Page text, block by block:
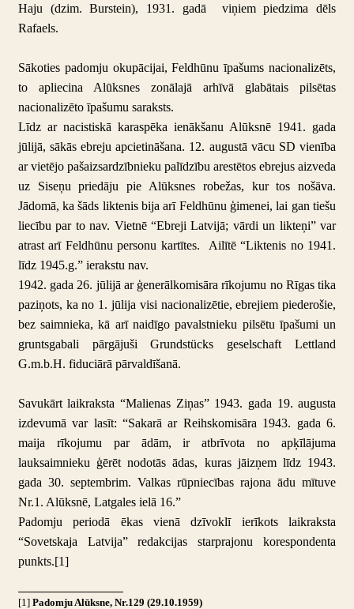
Haju (dzim. Burstein), 1931. gadā viņiem piedzima dēls
Rafaels.
Sākoties padomju okupācijai, Feldhūnu īpašums nacionalizēts,
to apliecina Alūksnes zonālajā arhīvā glabātais pilsētas
nacionalizēto īpašumu saraksts.
Līdz ar nacistiskā karaspēka ienākšanu Alūksnē 1941. gada
jūlijā, sākās ebreju apcietināšana. 12. augustā vācu SD vienība
ar vietējo pašaizsardzībnieku palīdzību arestētos ebrejus aizveda
uz Siseņu priedāju pie Alūksnes robežas, kur tos nošāva.
Jādomā, ka šāds liktenis bija arī Feldhūnu ģimenei, lai gan tiešu
liecību par to nav. Vietnē “Ebreji Latvijā; vārdi un likteņi” var
atrast arī Feldhūnu personu kartītes. Ailītē “Liktenis no 1941.
līdz 1945.g.” ierakstu nav.
1942. gada 26. jūlijā ar ģenerālkomisāra rīkojumu no Rīgas tika
paziņots, ka no 1. jūlija visi nacionalizētie, ebrejiem piederošie,
bez saimnieka, kā arī naidīgo pavalstnieku pilsētu īpašumi un
gruntsgabali pārgājuši
Grundstücks geselschaft Lettland
G.m.b.H. fiduciārā pārvaldīšanā.
Savukārt laikraksta “Malienas Ziņas” 1943. gada 19. augusta
izdevumā var lasīt: “Sakarā ar Reihskomisāra 1943. gada 6.
maija rīkojumu par ādām, ir atbrīvota no apķīlājuma
lauksaimnieku ģērēt nodotās ādas, kuras jāizņem līdz 1943.
gada 30. septembrim. Valkas rūpniecības rajona ādu mītuve
Nr.1. Alūksnē, Latgales ielā 16.”
Padomju periodā ēkas vienā dzīvoklī ierīkots laikraksta
“Sovetskaja Latvija” redakcijas starprajonu korespondenta
punkts.[1]
[1] Padomju Alūksne, Nr.129 (29.10.1959)